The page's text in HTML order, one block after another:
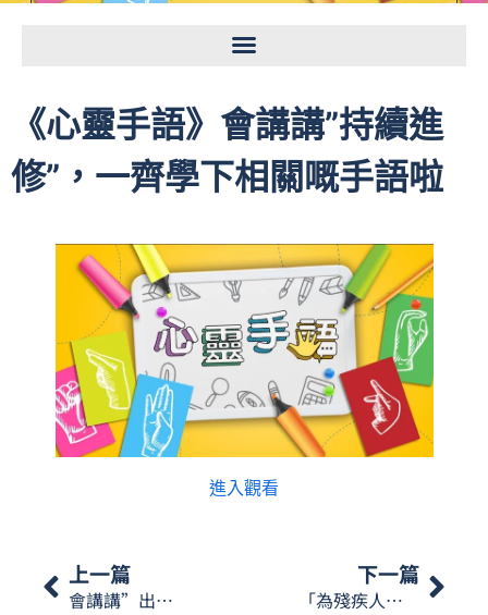
《心靈手語》會講講”持續進
修”，一齊學下相關嘅手語啦
進入觀看
上一篇
會講講”出差”，一齊學下相關嘅手語啦
下一篇
「為殘疾人士購置輔具及特殊家居設備補助」講解會